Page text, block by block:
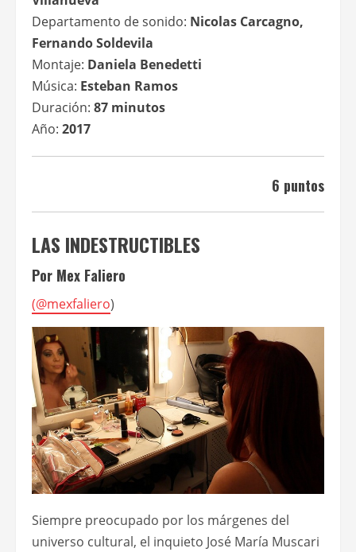
Departamento de sonido: Nicolas Carcagno,
Fernando Soldevila
Montaje: Daniela Benedetti
Música: Esteban Ramos
Duración: 87 minutos
Año: 2017
6 puntos
LAS INDESTRUCTIBLES
Por Mex Faliero
(@mexfaliero)
Siempre preocupado por los márgenes del
universo cultural, el inquieto José María Muscari